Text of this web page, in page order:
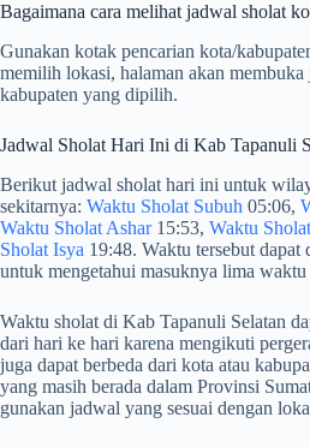
Bagaimana cara melihat jadwal sholat
Gunakan kotak pencarian kota/
memilih lokasi, halaman akan
kabupaten yang dipilih.
Jadwal Sholat Hari Ini di Kab Tapanuli
Berikut jadwal sholat hari ini untuk
sekitarnya: Waktu Sholat Subuh 05:06,
Waktu Sholat Ashar15:53, Waktu
Sholat Isya 19:48. Waktu tersebut dapat
untuk mengetahui masuknya lima
Waktu sholat di Kab Tapanuli Selatan
dari hari ke hari karena mengikuti
juga dapat berbeda dari kota atau
yang masih berada dalam Provinsi
gunakan jadwal yang sesuai dengan